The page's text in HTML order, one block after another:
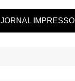
JORNAL IMPRESSO